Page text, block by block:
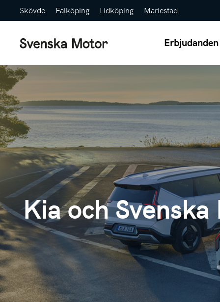
Skövde Falköping Lidköping Mariestad
Erbjudanden
Kia och